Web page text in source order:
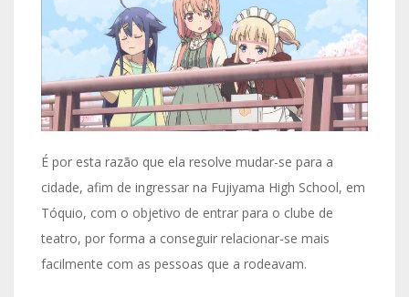
É por esta razão que ela resolve mudar-se para a
cidade, afim de ingressar na Fujiyama High School, em
Tóquio, com o objetivo de entrar para o clube de
teatro, por forma a conseguir relacionar-se mais
facilmente com as pessoas que a rodeavam.